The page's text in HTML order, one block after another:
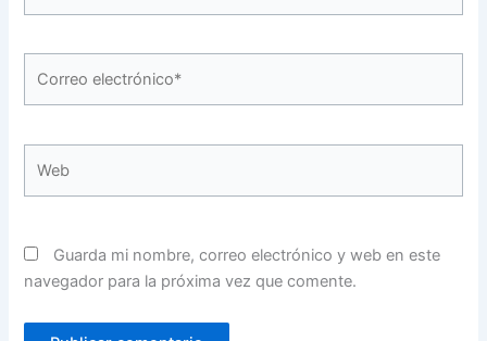
Guarda mi nombre, correo electrónico y web en este
navegador para la próxima vez que comente.